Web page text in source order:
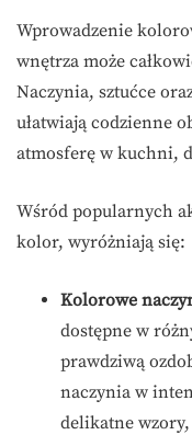
Wprowadzenie
wnętrza może
Naczynia, sztućce
ułatwiają codzienne
atmosferę w kuchni,
Wśród popularnych
kolor, wyróżniają się:
Kolorowe
dostępne w
prawdziwą
naczynia w
delikatne